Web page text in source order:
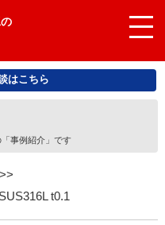
はこちら
事例紹介」です
>>
t0.1